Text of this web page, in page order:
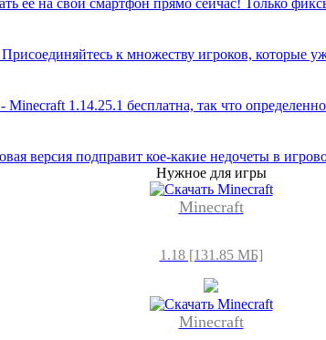
к множеству игроков, которые
1.14.25.1 бесплатна, так что определенно
версия подправит кое-какие недочеты в
Нужное для игры
Minecraft
1.18 [131.85 МБ]
Minecraft